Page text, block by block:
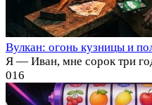
Вулкан: огонь кузницы и
Я — Иван, мне сорок три
016